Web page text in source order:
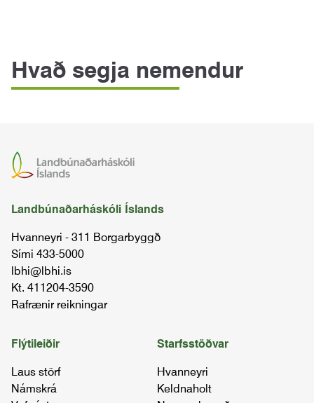
Hvað segja nemendur
Landbúnaðarháskóli Íslands
Hvanneyri - 311 Borgarbyggð
Sími 433-5000
lbhi@lbhi.is
Kt. 411204-3590
Rafrænir reikningar
Starfsstöðvar
Hvanneyri
Keldnaholt
Flýtileiðir
Laus störf
Námskrá